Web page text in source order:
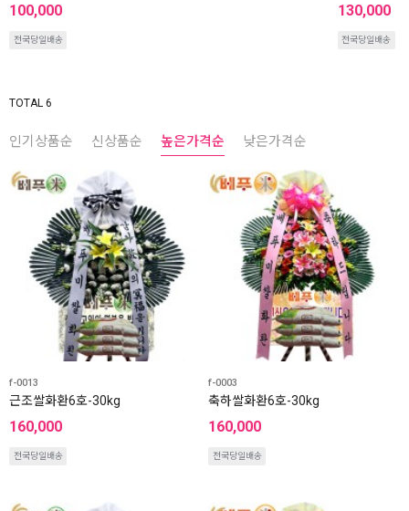
100,000
전국당일배송
130,000
전국당일배송
TOTAL 6
인기상품순 신상품순 높은가격순 낮은가격순
f-0013
근조쌀화환6호-30kg
160,000
전국당일배송
f-0003
축하쌀화환6호-30kg
160,000
전국당일배송